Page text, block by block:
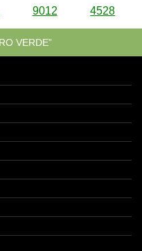
9012 4528
VERDE”